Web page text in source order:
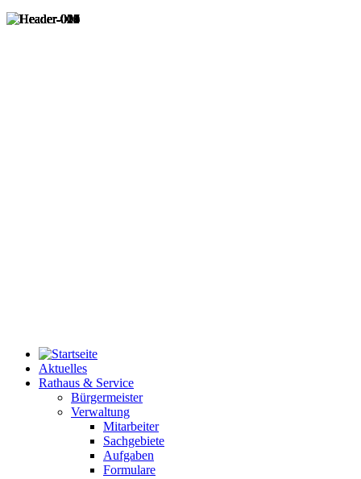
Aktuelles
Rathaus & Service
Bürgermeister
Verwaltung
Mitarbeiter
Sachgebiete
Aufgaben
Formulare